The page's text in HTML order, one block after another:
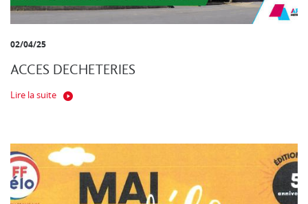
02/04/25
ACCES DECHETERIES
Lire la suite